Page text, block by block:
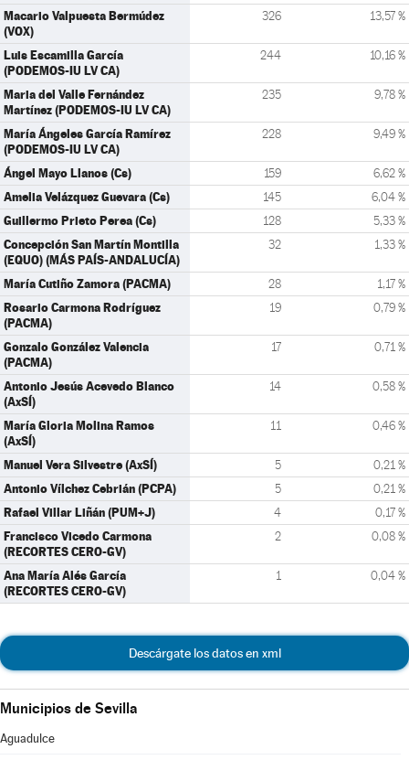
Macario Valpuesta Bermúdez
(VOX)
326 13,57 %
Luis Escamilla García
(PODEMOS-IU LV CA)
244 10,16 %
Maria del Valle Fernández
Martínez (PODEMOS-IU LV CA)
235 9,78 %
María Ángeles García Ramírez
(PODEMOS-IU LV CA)
228 9,49 %
Ángel Mayo Llanos (Cs) 159 6,62 %
Amelia Velázquez Guevara (Cs) 145 6,04 %
Guillermo Prieto Perea (Cs) 128 5,33 %
Concepción San Martín Montilla
(EQUO) (MÁS PAÍS-ANDALUCÍA)
32 1,33 %
María Cutiño Zamora (PACMA) 28 1,17 %
Rosario Carmona Rodríguez
(PACMA)
19 0,79 %
Gonzalo González Valencia
(PACMA)
17 0,71 %
Antonio Jesús Acevedo Blanco
(AxSÍ)
14 0,58 %
María Gloria Molina Ramos
(AxSÍ)
11 0,46 %
Manuel Vera Silvestre (AxSÍ) 5 0,21 %
Antonio Vílchez Cebrián (PCPA) 5 0,21 %
Rafael Villar Liñán (PUM+J) 4 0,17 %
Francisco Vicedo Carmona
(RECORTES CERO-GV)
2 0,08 %
Ana María Alés García
(RECORTES CERO-GV)
1 0,04 %
Descárgate los datos en xml
Municipios de Sevilla
Aguadulce